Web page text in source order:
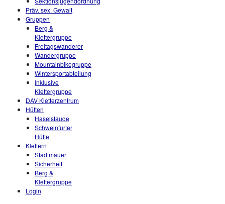
Präv. sex. Gewalt
Gruppen
Berg &
Klettergruppe
Freitagswanderer
Wandergruppe
Mountainbikegruppe
Wintersportabteilung
Inklusive
Klettergruppe
DAV Kletterzentrum
Hütten
Haselstaude
Schweinfurter
Hütte
Klettern
Stadtmauer
Sicherheit
Berg &
Klettergruppe
Login